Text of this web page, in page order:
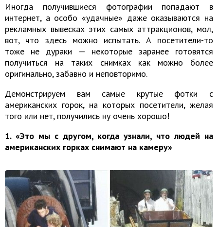
Иногда получившиеся фотографии попадают в
интернет, а особо «удачные» даже оказываются на
рекламных вывесках этих самых аттракционов, мол,
вот, что здесь можно испытать. А посетители-то
тоже не дураки — некоторые заранее готовятся
получиться на таких снимках как можно более
оригинально, забавно и неповторимо.
Демонстрируем вам самые крутые фотки с
американских горок, на которых посетители, желая
того или нет, получились ну очень хорошо!
1. «Это мы с другом, когда узнали, что людей на
американских горках снимают на камеру»